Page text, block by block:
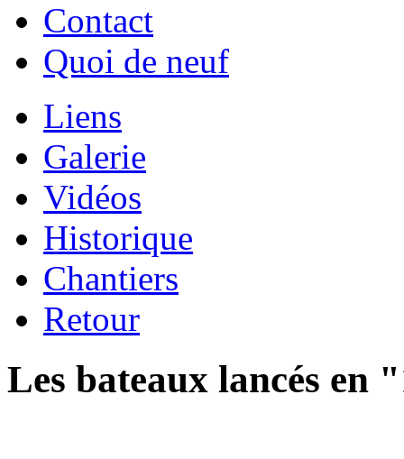
Contact
Quoi de neuf
Liens
Galerie
Vidéos
Historique
Chantiers
Retour
Les bateaux lancés en